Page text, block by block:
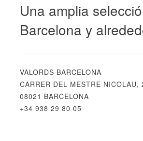
Una amplia
Barcelona y
VALORDS BARCELONA
CARRER DEL MESTRE NICOLAU,
08021 BARCELONA
+34 938 29 80 05